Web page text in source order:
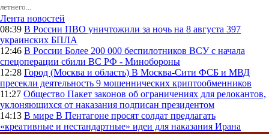
летнего...
Лента новостей
08:39 В России ПВО уничтожили за ночь на 8 августа 397
украинских БПЛА
12:46 В России Более 200 000 беспилотников ВСУ с начала
спецоперации сбили ВС РФ - Минобороны
12:28 Город (Москва и область) В Москва-Сити ФСБ и МВД
пресекли деятельность 9 мошеннических криптообменников
11:27 Общество Пакет законов об ограничениях для релокантов,
уклоняющихся от наказания подписан президентом
14:13 В мире В Пентагоне просят солдат предлагать
«креативные и нестандартные» идеи для наказания Ирана